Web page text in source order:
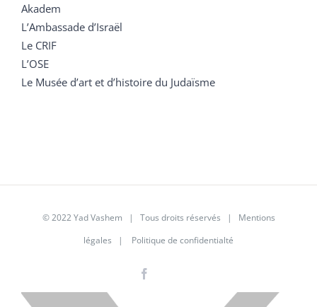
Akadem
L’Ambassade d’Israël
Le CRIF
L’OSE
Le Musée d’art et d’histoire du Judaïsme
© 2022 Yad Vashem | Tous droits réservés | Mentions
légales | Politique de confidentialté
X